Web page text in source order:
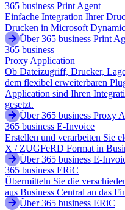
365 business Print Agent
Einfache Integration Ihrer
Drucken in Microsoft
Über 365 business Print
365 business
Proxy Application
Ob Dateizugriff, Drucker,
dem flexibel erweiterbaren
Application sind Ihren
gesetzt.
Über 365 business Proxy
365 business E-Invoice
Erstellen und verarbeiten Sie
X / ZUGFeRD Format in
Über 365 business E-
365 business ERiC
Übermitteln Sie die
aus Business Central an das
Über 365 business ERiC